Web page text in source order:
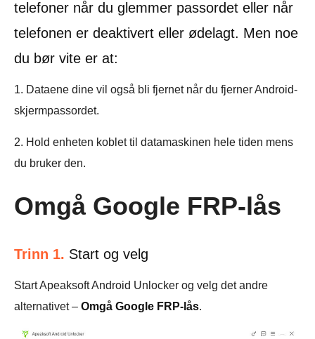
telefoner når du glemmer passordet eller når
telefonen er deaktivert eller ødelagt. Men noe
du bør vite er at:
1. Dataene dine vil også bli fjernet når du fjerner Android-
skjermpassordet.
2. Hold enheten koblet til datamaskinen hele tiden mens
du bruker den.
Omgå Google FRP-lås
Trinn 1. Start og velg
Start Apeaksoft Android Unlocker og velg det andre
alternativet – Omgå Google FRP-lås.